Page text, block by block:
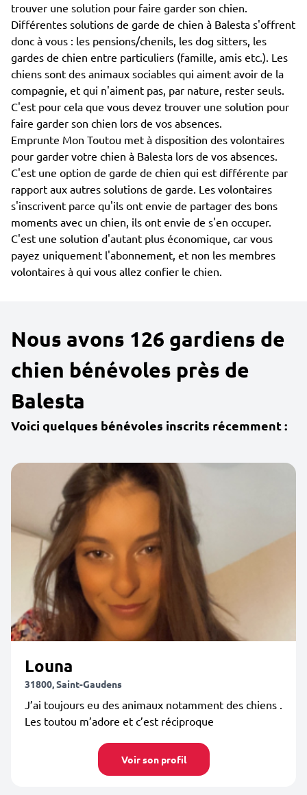
trouver une solution pour faire garder son chien.
Différentes solutions de garde de chien à Balesta s'offrent
donc à vous : les pensions/chenils, les dog sitters, les
gardes de chien entre particuliers (famille, amis etc.). Les
chiens sont des animaux sociables qui aiment avoir de la
compagnie, et qui n'aiment pas, par nature, rester seuls.
C'est pour cela que vous devez trouver une solution pour
faire garder son chien lors de vos absences.
Emprunte Mon Toutou met à disposition des volontaires
pour garder votre chien à Balesta lors de vos absences.
C'est une option de garde de chien qui est différente par
rapport aux autres solutions de garde. Les volontaires
s'inscrivent parce qu'ils ont envie de partager des bons
moments avec un chien, ils ont envie de s'en occuper.
C'est une solution d'autant plus économique, car vous
payez uniquement l'abonnement, et non les membres
volontaires à qui vous allez confier le chien.
Nous avons 126 gardiens de
chien bénévoles près de
Balesta
Voici quelques bénévoles inscrits récemment :
Louna
31800, Saint-Gaudens
J’ai toujours eu des animaux notamment des chiens .
Les toutou m’adore et c’est réciproque
Voir son profil